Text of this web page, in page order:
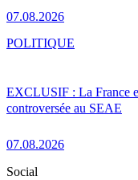
07.08.2026
EXCLUSIF : La France
controversée au SEAE
07.08.2026
POLITIQUE
Social